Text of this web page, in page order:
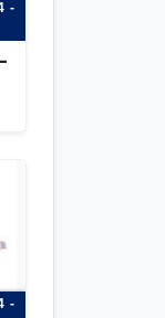
-
-